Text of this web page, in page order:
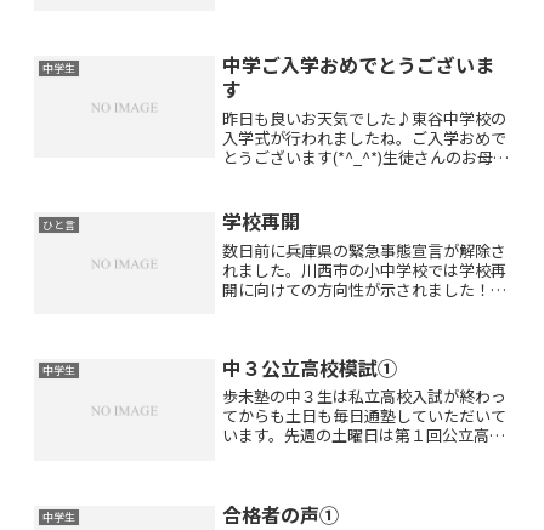
さ・比などの特に...
中学生
中学ご入学おめでとうございま
す
昨日も良いお天気でした♪東谷中学校の
入学式が行われましたね。ご入学おめで
とうございます(*^_^*)生徒さんのお母さ
(*^_^*)今年から制服が変わりましたね！
生徒さん...
ひと言 学校再開
数日前に兵庫県の緊急事態宣言が解除さ
れました。川西市の小中学校では学校再
開に向けての方向性が示されました！６
分散登校で３時間授業が行...
中学生 中３公立高校模試①
歩未塾の中３生は私立高校入試が終わっ
てからも土日も毎日通塾していただいて
います。先週の土曜日は第１回公立高校
外に追加費用はありません...
中学生 合格者の声①